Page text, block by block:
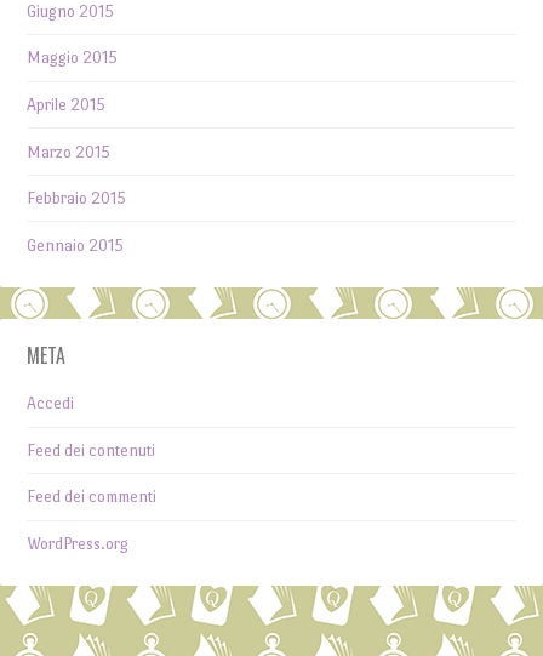
Giugno 2015
Maggio 2015
Aprile 2015
Marzo 2015
Febbraio 2015
Gennaio 2015
META
Accedi
Feed dei contenuti
Feed dei commenti
WordPress.org